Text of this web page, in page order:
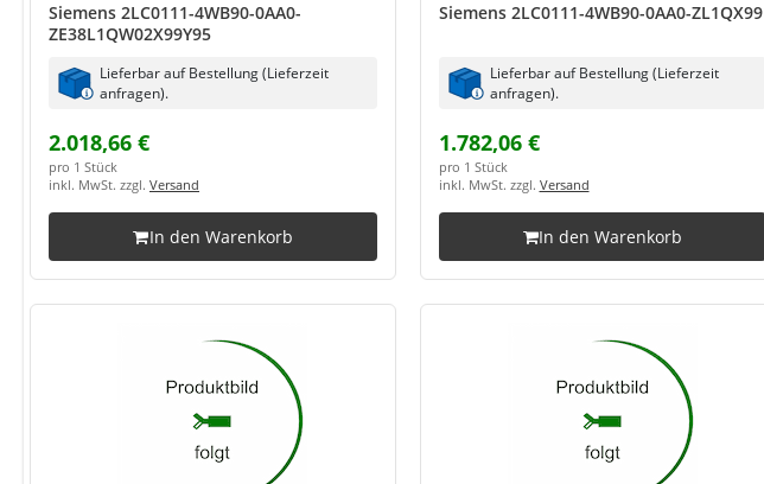
Siemens 2LC0111-4WB90-0AA0-
ZE38L1QW02X99Y95
Lieferbar auf Bestellung (Lieferzeit
anfragen).
2.018,66 €
pro 1 Stück
inkl. MwSt. zzgl. Versand
In den Warenkorb
Siemens 2LC0111-4WB90-0AA0-ZL1QX99
Lieferbar auf Bestellung (Lieferzeit
anfragen).
1.782,06 €
pro 1 Stück
inkl. MwSt. zzgl. Versand
In den Warenkorb